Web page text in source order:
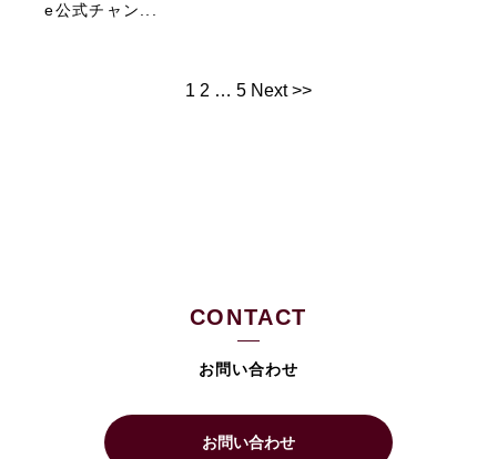
e公式チャン...
1 2 … 5 Next >>
CONTACT
お問い合わせ
お問い合わせ